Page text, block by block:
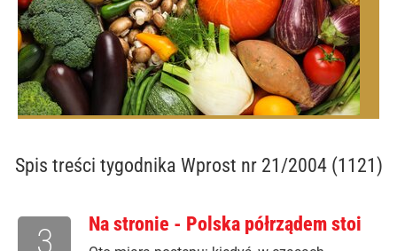
Spis treści tygodnika Wprost nr 21/2004 (1121)
Na stronie - Polska półrządem stoi
3